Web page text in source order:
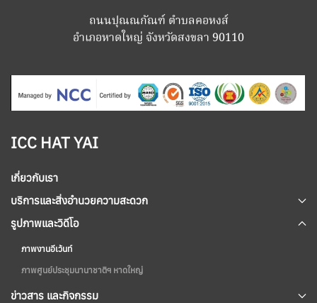
ถนนปุณณกัณฑ์ ตำบลคอหงส์
อำเภอหาดใหญ่ จังหวัดสงขลา 90110
ICC HAT YAI
เกี่ยวกับเรา
บริการและสิ่งอำนวยความสะดวก
รูปภาพและวิดีโอ
ภาพงานอีเว้นท์
ภาพศูนย์ประชุมนานาชาติฯ หาดใหญ่
ข่าวสาร และกิจกรรม